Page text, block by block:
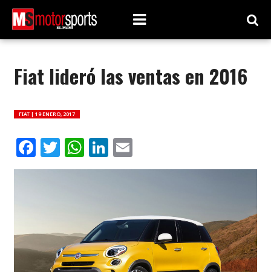
Fiat lideró las ventas en 2016
FIAT | 19 ENERO, 2017
Facebook
Twitter
WhatsApp
LinkedIn
Email